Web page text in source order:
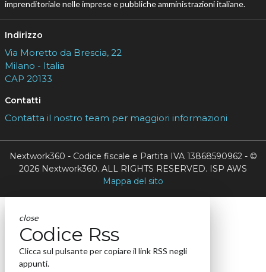
imprenditoriale nelle imprese e pubbliche amministrazioni italiane.
Indirizzo
Via Moretto da Brescia, 22
Milano - Italia
CAP 20133
Contatti
Contatta il nostro team per maggiori informazioni
Nextwork360 - Codice fiscale e Partita IVA 13868590962 - ©
2026 Nextwork360. ALL RIGHTS RESERVED. ISP AWS
Mappa del sito
close
Codice Rss
Clicca sul pulsante per copiare il link RSS negli
appunti.